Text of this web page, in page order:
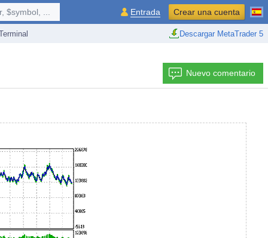
Descargar MetaTrader 5
$symbol, ... Entrada Crear una cuenta
Nuevo comentario